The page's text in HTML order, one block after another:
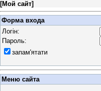
[Мой сайт]
Форма входа
Логін:
Пароль:
запам'ятати
Меню сайта